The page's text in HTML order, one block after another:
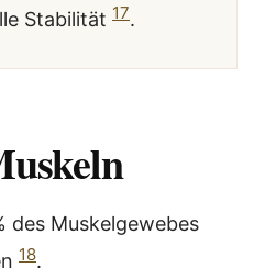
Stabilität 17.
des Muskelgewebes
18.